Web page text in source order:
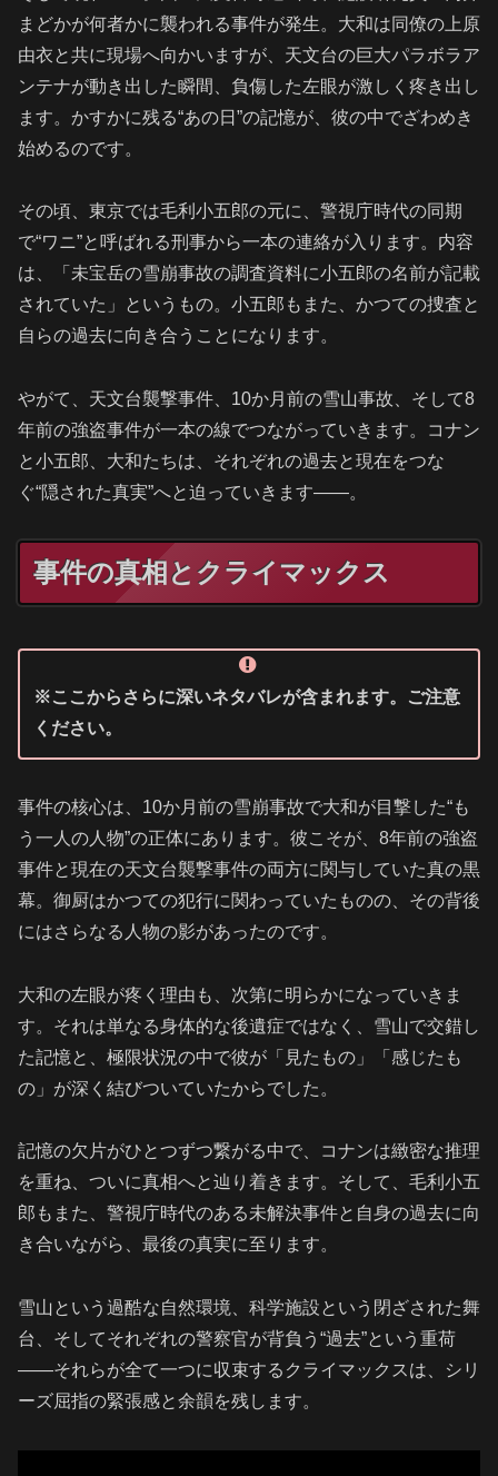
まどかが何者かに襲われる事件が発生。大和は同僚の上原
由衣と共に現場へ向かいますが、天文台の巨大パラボラア
ンテナが動き出した瞬間、負傷した左眼が激しく疼き出し
ます。かすかに残る“あの日”の記憶が、彼の中でざわめき
始めるのです。
その頃、東京では毛利小五郎の元に、警視庁時代の同期
で“ワニ”と呼ばれる刑事から一本の連絡が入ります。内容
は、「未宝岳の雪崩事故の調査資料に小五郎の名前が記載
されていた」というもの。小五郎もまた、かつての捜査と
自らの過去に向き合うことになります。
やがて、天文台襲撃事件、10か月前の雪山事故、そして8
年前の強盗事件が一本の線でつながっていきます。コナン
と小五郎、大和たちは、それぞれの過去と現在をつな
ぐ“隠された真実”へと迫っていきます——。
事件の真相とクライマックス
※ここからさらに深いネタバレが含まれます。ご注意
ください。
事件の核心は、10か月前の雪崩事故で大和が目撃した“も
う一人の人物”の正体にあります。彼こそが、8年前の強盗
事件と現在の天文台襲撃事件の両方に関与していた真の黒
幕。御厨はかつての犯行に関わっていたものの、その背後
にはさらなる人物の影があったのです。
大和の左眼が疼く理由も、次第に明らかになっていきま
す。それは単なる身体的な後遺症ではなく、雪山で交錯し
た記憶と、極限状況の中で彼が「見たもの」「感じたも
の」が深く結びついていたからでした。
記憶の欠片がひとつずつ繋がる中で、コナンは緻密な推理
を重ね、ついに真相へと辿り着きます。そして、毛利小五
郎もまた、警視庁時代のある未解決事件と自身の過去に向
き合いながら、最後の真実に至ります。
雪山という過酷な自然環境、科学施設という閉ざされた舞
台、そしてそれぞれの警察官が背負う“過去”という重荷
——それらが全て一つに収束するクライマックスは、シリ
ーズ屈指の緊張感と余韻を残します。